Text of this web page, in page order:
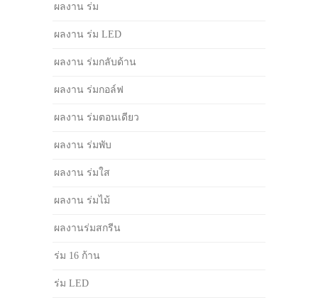
ผลงาน ร่ม
ผลงาน ร่ม LED
ผลงาน ร่มกลับด้าน
ผลงาน ร่มกอล์ฟ
ผลงาน ร่มตอนเดียว
ผลงาน ร่มพับ
ผลงาน ร่มใส
ผลงาน ร่มไม้
ผลงานร่มสกรีน
ร่ม 16 ก้าน
ร่ม LED